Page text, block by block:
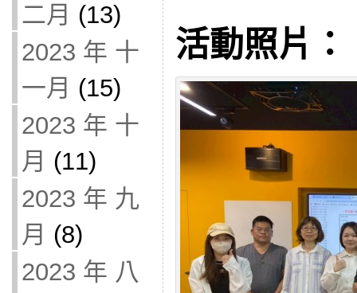
二月 (13)
2023 年 十
一月 (15)
2023 年 十
月 (11)
2023 年 九
月 (8)
2023 年 八
活動照片：